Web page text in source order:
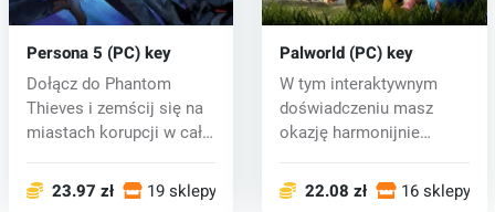
Persona 5 (PC) key
Dołącz do Phantom
Thieves i zemścij się na
miastach korupcji w całej
23.97 zł 19 sklepy
Palworld (PC) key
W tym interaktywnym
doświadczeniu masz
okazję harmonijnie
22.08 zł 16 sklepy